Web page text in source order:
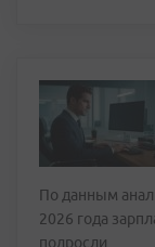
По данным
2026 года
подросли